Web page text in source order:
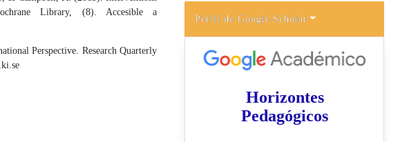
Library, (8). Accesible a
Perspective. Research Quarterly
Perfil de Google Scholar